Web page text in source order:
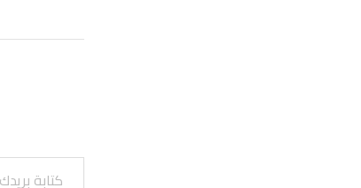
كتابة بريدك الإلكتروني...